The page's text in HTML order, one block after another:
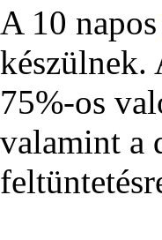
A 10 napos
készülnek.
75%-os
valamint a